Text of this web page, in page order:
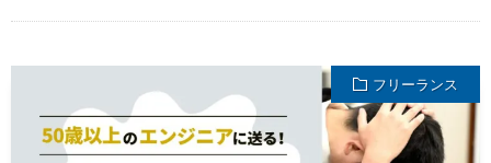
フリーランス